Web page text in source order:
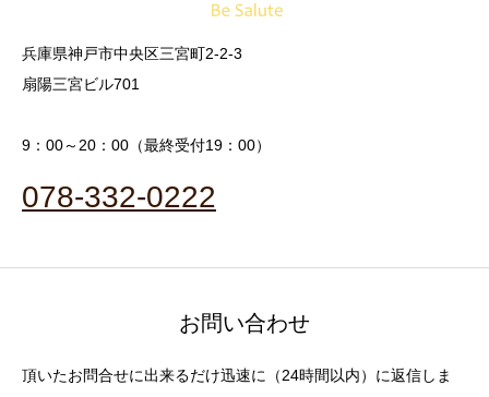
兵庫県神戸市中央区三宮町2-2-3
扇陽三宮ビル701
9：00～20：00（最終受付19：00）
078-332-0222
お問い合わせ
頂いたお問合せに出来るだけ迅速に（24時間以内）に返信しま